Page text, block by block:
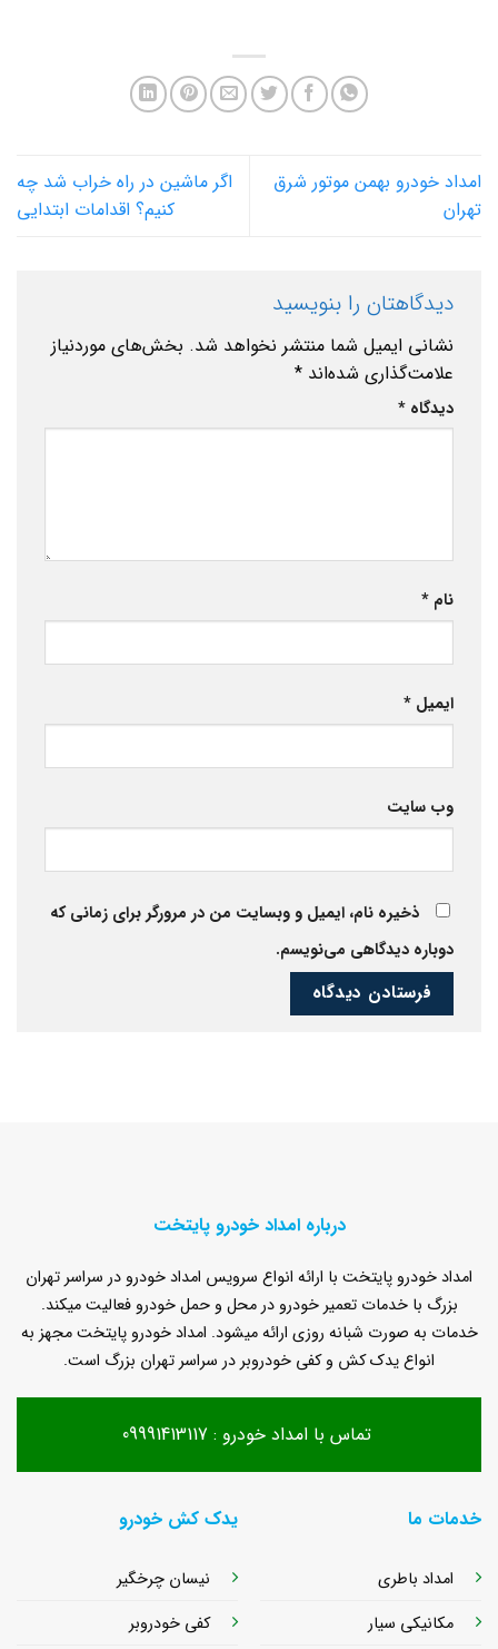
امداد خودرو بهمن موتور شرق
تهران
اگر ماشین در راه خراب شد چه
کنیم؟ اقدامات ابتدایی
دیدگاهتان را بنویسید
نشانی ایمیل شما منتشر نخواهد شد. بخش‌های موردنیاز
علامت‌گذاری شده‌اند *
دیدگاه *
نام *
ایمیل *
وب‌ سایت
ذخیره نام، ایمیل و وبسایت من در مرورگر برای زمانی که
دوباره دیدگاهی می‌نویسم.
درباره امداد خودرو پایتخت
امداد خودرو پایتخت با ارائه انواع سرویس امداد خودرو در سراسر تهران
بزرگ با خدمات تعمیر خودرو در محل و حمل خودرو فعالیت میکند.
خدمات به صورت شبانه روزی ارائه میشود. امداد خودرو پایتخت مجهز به
انواع یدک کش و کفی خودروبر در سراسر تهران بزرگ است.
تماس با امداد خودرو : 09991413117
خدمات ما
امداد باطری
مکانیکی سیار
یدک کش خودرو
نیسان چرخگیر
کفی خودروبر